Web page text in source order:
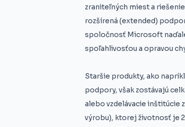
zraniteľných miest a
rozšírená (extended)
spoločnosť Microsoft
spoľahlivosťou a opravou
Staršie produkty, ako
podpory, však zostávajú
alebo vzdelávacie inštitúcie
výrobu), ktorej životnosť je